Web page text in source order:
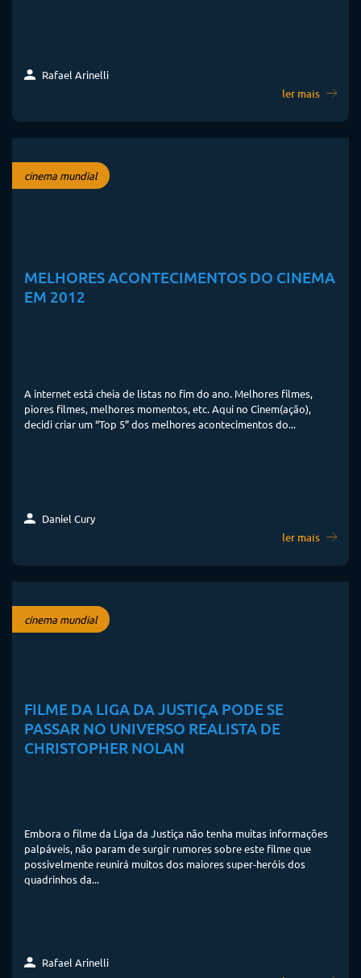
Rafael Arinelli
ler mais
cinema mundial
MELHORES ACONTECIMENTOS DO CINEMA
EM 2012
A internet está cheia de listas no fim do ano. Melhores filmes,
piores filmes, melhores momentos, etc. Aqui no Cinem(ação),
decidi criar um “Top 5” dos melhores acontecimentos do...
Daniel Cury
ler mais
cinema mundial
FILME DA LIGA DA JUSTIÇA PODE SE
PASSAR NO UNIVERSO REALISTA DE
CHRISTOPHER NOLAN
Embora o filme da Liga da Justiça não tenha muitas informações
palpáveis, não param de surgir rumores sobre este filme que
possivelmente reunirá muitos dos maiores super-heróis dos
quadrinhos da...
Rafael Arinelli